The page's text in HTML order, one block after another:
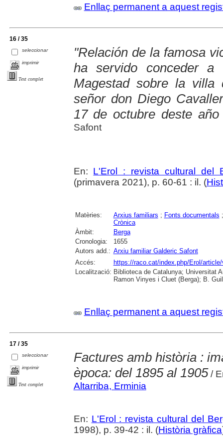
Enllaç permanent a aquest
16 / 35
seleccionar
imprimir
Text complet
"Relación de la famosa
ha servido conceder
Magestad sobre la villa
señor don Diego
17 de octubre deste
Safont
En: L'Erol : revista cultural del
(primavera 2021), p. 60-61 : il. (
Matèries: Arxius familiars ; Fonts documentals
Crònica
Àmbit:
Berga
Cronologia:
1655
Autors add.: Arxiu familiar Galderic Safont
Accés:
https://raco.cat/index.php/Erol/
Localització: Biblioteca de Catalunya; Universitat
Ramon Vinyes i Cluet (Berga); B.
Enllaç permanent a aquest
17 / 35
seleccionar
imprimir
Text complet
Factures amb història :
època: del 1895 al 1905/
Altarriba, Erminia
En: L'Erol : revista cultural del
1998), p. 39-42 : il. (Història gràfica